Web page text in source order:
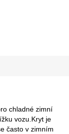
chladné zimní
vozu.Kryt je
často v zimním